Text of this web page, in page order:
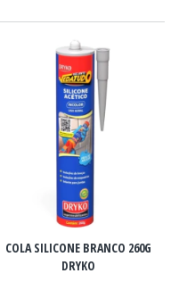
COLA SILICONE BRANCO 260G
DRYKO